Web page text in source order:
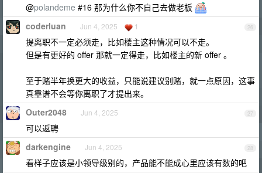
@polandeme #16 那为什么你不自己去做老板
26
coderluan Jun 4, 2025 1
提离职不一定必须走，比如楼主这种情况可以不走。
但是有更好的 offer 那就一定得走，比如楼主的新 offer 。
至于赌半年换更大的收益，只能说建议别赌，就一点原因，这事
真靠谱不会等你离职了才提出来。
27
Outer2048 Jun 4, 2025
可以返聘
28
darkengine Jun 4, 2025
看样子应该是小领导级别的，产品能不能成心里应该有数的吧